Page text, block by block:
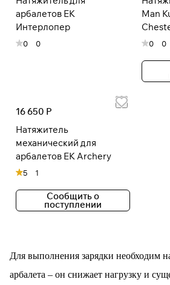
арбалетов EK
Интерлопер
0 0
Man
0 0
16 650 Р
Натяжитель
механический для
арбалетов EK Archery
5 1
Сообщить о
поступлении
Для выполнения зарядки необходим
арбалета – он снижает нагрузку и
недели
Остались вопросы?